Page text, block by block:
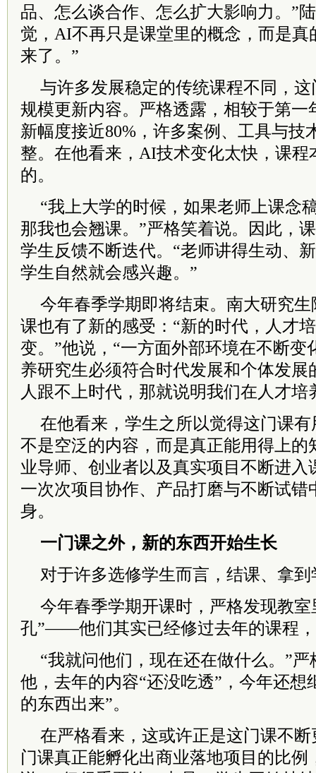
品、怎么谈合作、怎么扩大影响力。”
觉，AI不再只是课堂里的概念，而是真
来了。”
与许多发展稳定的传统课程不同，
规模更新内容。严格透露，相较于第一
新幅度接近80%，许多案例、工具与技
整。在他看来，AI技术变化太快，课程
的。
“我上大学的时候，如果老师上课念
那我也会翘课。”严格笑着说。因此，
学生反馈不断迭代。“老师讲得生动、
学生自然就会感兴趣。”
今年春季学期即将结束。南大研究
课也有了新的感受：“新的时代，人才
变。”他说，“一方面外部环境在不断变
养研究生必须符合时代发展和个体发展
人跟不上时代，那就说明我们在人才培
在他看来，学生之所以觉得这门课
不是空泛的内容，而是真正能用得上的
业导师、创业者以及真实项目不断进入
一次次项目协作、产品打磨与不断试错
身。
一门课之外，新的东西开始生长
对于许多选修学生而言，结课、拿
今年春季学期开课时，严格发现教
孔”——他们其实已经修过去年的课程
“我就问他们，现在还在做什么。”
他，去年的内容“还没吃透”，今年还想
的东西出来”。
在严格看来，这或许正是这门课不
门课真正能孵化出商业落地项目的比例